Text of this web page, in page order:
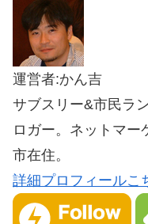
運営者:かん吉
サブスリー&市民ラ
ロガー。ネットマー
市在住。
詳細プロフィールこ